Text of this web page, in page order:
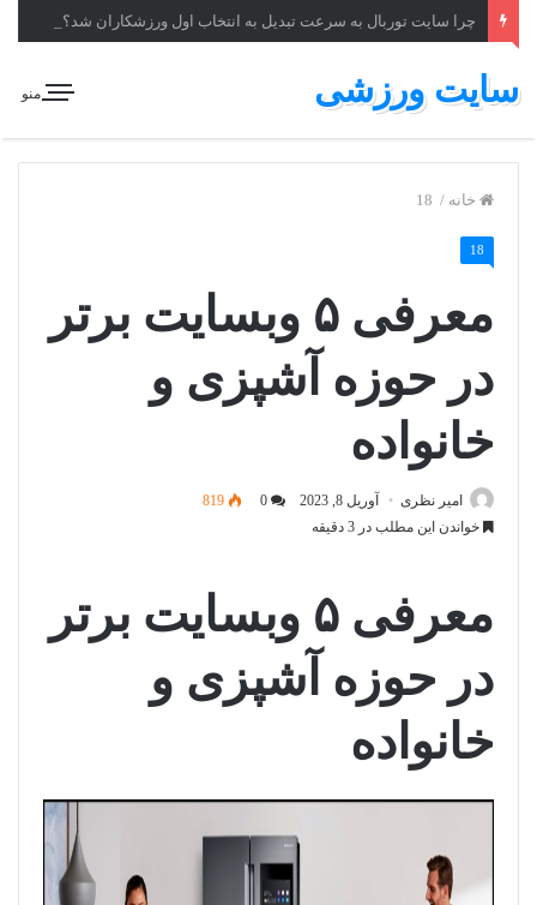
چرا سایت توربال به ‌سرعت تبدیل به انتخاب اول ورزشکاران شد؟
منو سایت ورزشی
خانه /
18
معرفی ۵ وبسایت برتر
در حوزه آشپزی و
خانواده
امیر نظری آوریل 8, 2023
819
خواندن این مطلب در 3 دقیقه
معرفی ۵ وبسایت برتر
در حوزه آشپزی و
خانواده